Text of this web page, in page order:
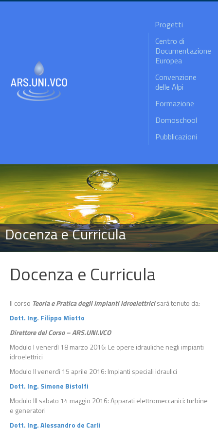
Progetti
Centro di
Documentazione
Europea
Convenzione
delle Alpi
Formazione
Domoschool
Pubblicazioni
Docenza e Curricula
Docenza e Curricula
Il corso Teoria e Pratica degli Impianti idroelettricisarà tenuto da:
Dott. Ing. Filippo Miotto
Direttore del Corso – ARS.UNI.VCO
Modulo I venerdì 18 marzo 2016: Le opere idrauliche negli impianti
idroelettrici
Modulo II venerdì 15 aprile 2016: Impianti speciali idraulici
Dott. Ing. Simone Bistolfi
Modulo III sabato 14 maggio 2016: Apparati elettromeccanici: turbine
e generatori
Dott. Ing. Alessandro de Carli